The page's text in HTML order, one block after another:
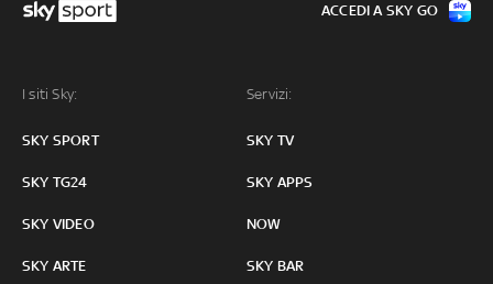
I siti Sky:
SKY SPORT
SKY TG24
SKY VIDEO
SKY ARTE
Servizi:
SKY TV
SKY APPS
NOW
SKY BAR
ACCEDI A SKY GO